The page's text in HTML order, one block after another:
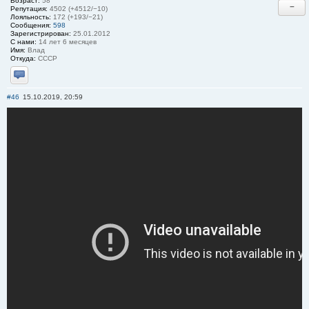
Репутация: 4502 (+4512/−10)
Лояльность: 172 (+193/−21)
Сообщения: 598
Зарегистрирован: 25.01.2012
С нами: 14 лет 6 месяцев
Имя: Влад
Откуда: СССР
Отправить личное сообщение
−
#46 15.10.2019, 20:59